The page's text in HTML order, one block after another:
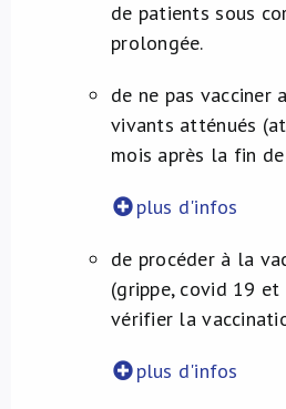
de patients sous
prolongée.
de ne pas vacciner
vivants atténués
mois après la fin
plus d'infos
de procéder à la
(grippe, covid 19
vérifier la
plus d'infos